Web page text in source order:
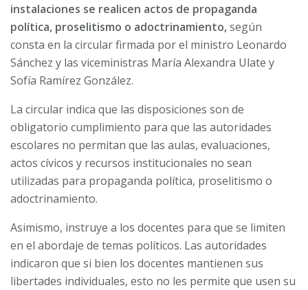
instalaciones se realicen actos de propaganda
política, proselitismo o adoctrinamiento,según
consta en la circular firmada por el ministro Leonardo
Sánchez y las viceministras María Alexandra Ulate y
Sofía Ramírez González.
La circular indica que las disposiciones son de
obligatorio cumplimiento para que las autoridades
escolares no permitan que las aulas, evaluaciones,
actos cívicos y recursos institucionales no sean
utilizadas para propaganda política, proselitismo o
adoctrinamiento.
Asimismo, instruye a los docentes para que se limiten
en el abordaje de temas políticos. Las autoridades
indicaron que si bien los docentes mantienen sus
libertades individuales, esto no les permite que usen su